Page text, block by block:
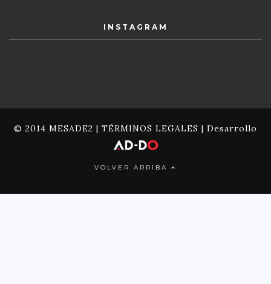
INSTAGRAM
© 2014 MESADE2 | TÉRMINOS LEGALES | Desarrollo
VOLVER ARRIBA